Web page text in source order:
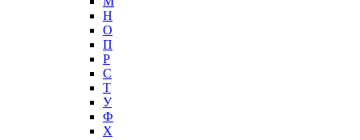
Н
О
П
Р
С
Т
У
Ф
Х